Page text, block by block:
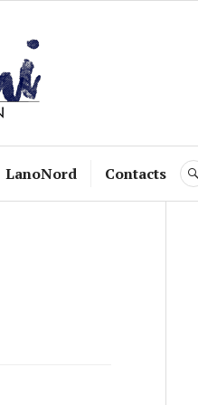
LanoNord Contacts